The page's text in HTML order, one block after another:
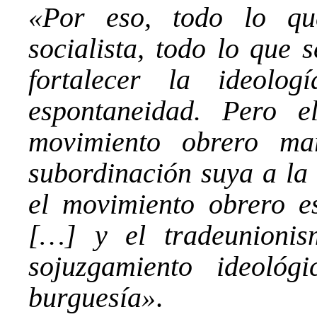
«Por eso, todo lo
socialista, todo lo que
fortalecer la
espontaneidad. Pero
movimiento obrero
subordinación suya a
el movimiento obrero
[…] y el
sojuzgamiento
burguesía».